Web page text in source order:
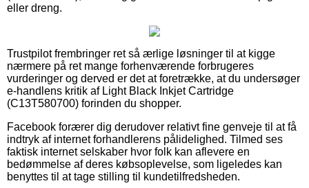
eller dreng.
Trustpilot frembringer ret så ærlige løsninger til at kigge
nærmere på ret mange forhenværende forbrugeres
vurderinger og derved er det at foretrække, at du undersøger
e-handlens kritik af Light Black Inkjet Cartridge
(C13T580700) forinden du shopper.
Facebook forærer dig derudover relativt fine genveje til at få
indtryk af internet forhandlerens pålidelighed. Tilmed ses
faktisk internet selskaber hvor folk kan aflevere en
bedømmelse af deres købsoplevelse, som ligeledes kan
benyttes til at tage stilling til kundetilfredsheden.